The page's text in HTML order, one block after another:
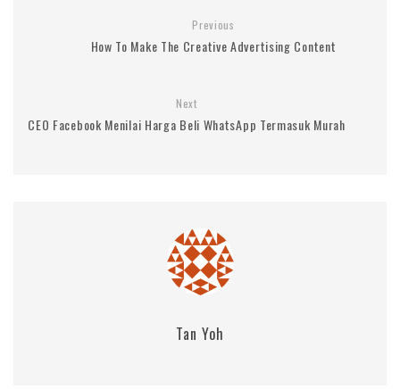
Previous
How To Make The Creative Advertising Content
Next
CEO Facebook Menilai Harga Beli WhatsApp Termasuk Murah
Tan Yoh